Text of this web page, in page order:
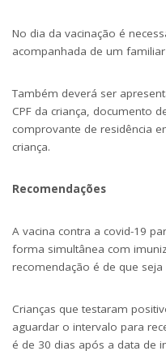
No dia da vacinação é
acompanhada de um
Também deverá ser
CPF da criança, documento
comprovante de residência
criança.
Recomendações
A vacina contra a covid-19
forma simultânea com
recomendação é de que
Crianças que testaram
aguardar o intervalo para
é de 30 dias após a data de